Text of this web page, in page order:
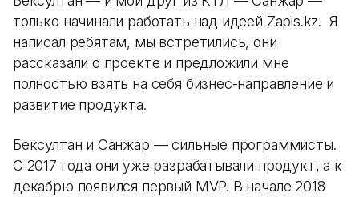
только начинали работать над идеей Zapis.kz. Я
написал ребятам, мы встретились, они
рассказали о проекте и предложили мне
полностью взять на себя бизнес-направление и
развитие продукта.
Бексултан и Санжар — сильные программисты.
С 2017 года они уже разрабатывали продукт, а к
декабрю появился первый MVP. В начале 2018